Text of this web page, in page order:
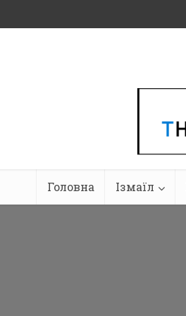
Головна Ізмаїл